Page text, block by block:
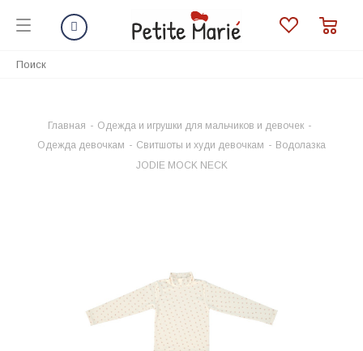
Главная - Одежда и игрушки для мальчиков и девочек -
Одежда девочкам - Свитшоты и худи девочкам - Водолазка
JODIE MOCK NECK